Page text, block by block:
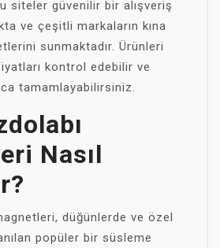
siteler güvenilir bir alışveriş
ve çeşitli markaların kına
sunmaktadır. Ürünleri
kontrol edebilir ve
tamamlayabilirsiniz.
Nasıl
düğünlerde ve özel
popüler bir süsleme